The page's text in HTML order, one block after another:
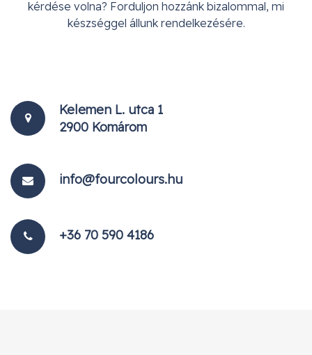
kérdése volna? Forduljon hozzánk bizalommal, mi
készséggel állunk rendelkezésére.
Kelemen L. utca 1
2900 Komárom
info@fourcolours.hu
+36 70 590 4186